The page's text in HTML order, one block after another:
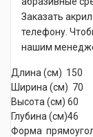
Заказать
телефону.
нашим
Длина (см) 150
Ширина (см) 70
Высота (см) 60
Глубина (см)46
Форма